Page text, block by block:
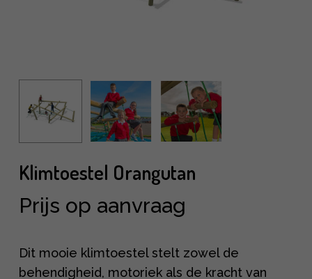
Klimtoestel Orangutan
Prijs op aanvraag
Dit mooie klimtoestel stelt zowel de
behendigheid, motoriek als de kracht van